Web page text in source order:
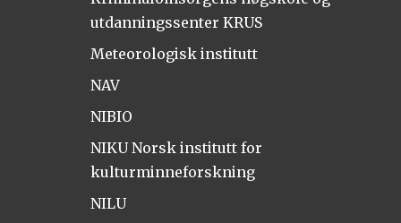
utdanningssenter KRUS
Meteorologisk institutt
NAV
NIBIO
NIKU Norsk institutt for
kulturminneforskning
NILU